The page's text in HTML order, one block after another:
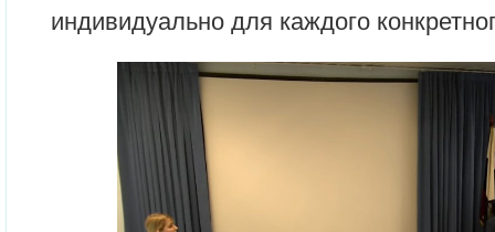
индивидуально для каждого